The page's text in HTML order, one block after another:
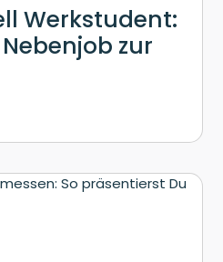
Werkstudent:
zur